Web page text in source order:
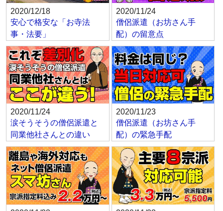
2020/12/18
安心で格安な「お寺法
事・法要」
2020/11/24
僧侶派遣（お坊さん手
配）の留意点
2020/11/24
涙そうそうの僧侶派遣と
同業他社さんとの違い
2020/11/23
僧侶派遣（お坊さん手
配）の緊急手配